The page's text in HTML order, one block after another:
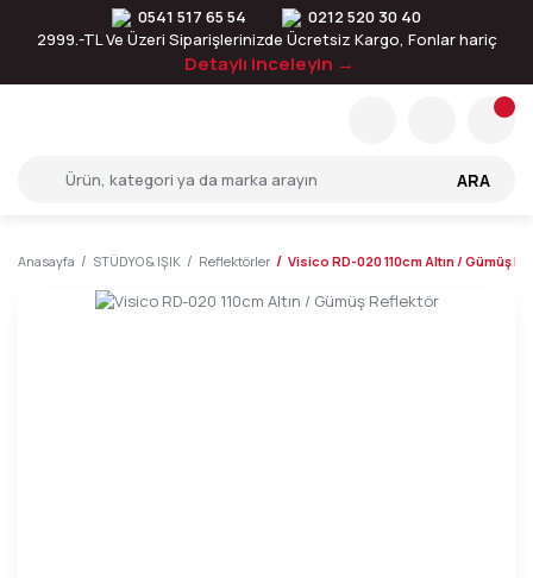
0541 517 65 54
0212 520 30 40
2999.-TL Ve Üzeri Siparişlerinizde Ücretsiz Kargo, Fonlar hariç
Detaylı inceleyin →
ARA
Anasayfa STÜDYO & IŞIK Reflektörler Visico RD-020 110cm Altın / Gümüş